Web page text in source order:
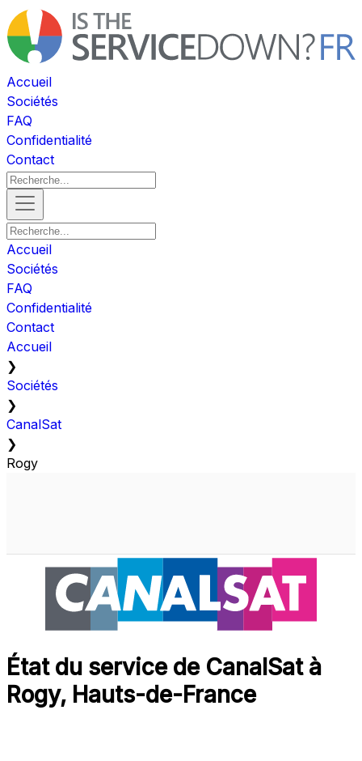
Accueil
Sociétés
FAQ
Confidentialité
Contact
Accueil
Sociétés
FAQ
Confidentialité
Contact
Accueil
❯
Sociétés
❯
CanalSat
❯
Rogy
État du service de CanalSat à
Rogy, Hauts-de-France